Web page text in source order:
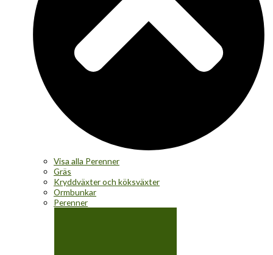
Visa alla Perenner
Gräs
Kryddväxter och köksväxter
Ormbunkar
Perenner